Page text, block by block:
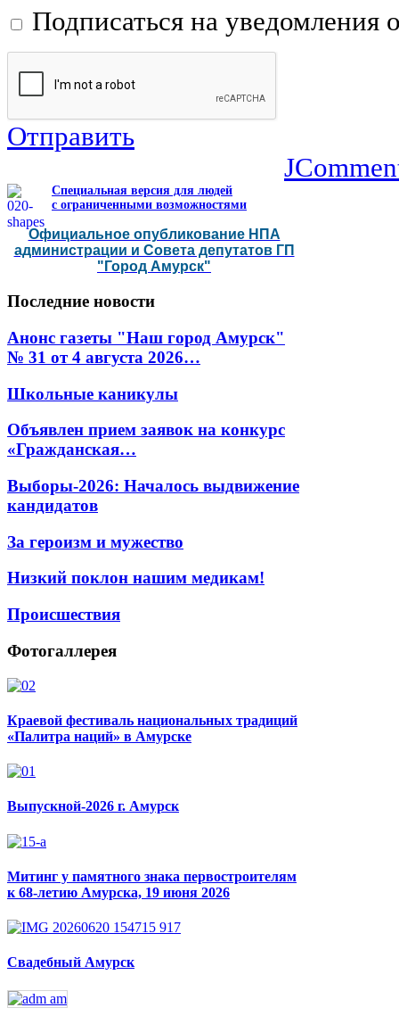
Подписаться на уведомления
Отправить
Специальная версия для людей
с ограниченными возможностями
Официальное опубликование НПА
администрации и Совета депутатов ГП
"Город Амурск"
Последние новости
Анонс газеты "Наш город Амурск"
№ 31 от 4 августа 2026…
Школьные каникулы
Объявлен прием заявок на конкурс
«Гражданская…
Выборы-2026: Началось выдвижение
кандидатов
За героизм и мужество
Низкий поклон нашим медикам!
Происшествия
Фотогаллерея
Краевой фестиваль национальных традиций
«Палитра наций» в Амурске
Выпускной-2026 г. Амурск
Митинг у памятного знака первостроителям
к 68-летию Амурска, 19 июня 2026
Свадебный Амурск